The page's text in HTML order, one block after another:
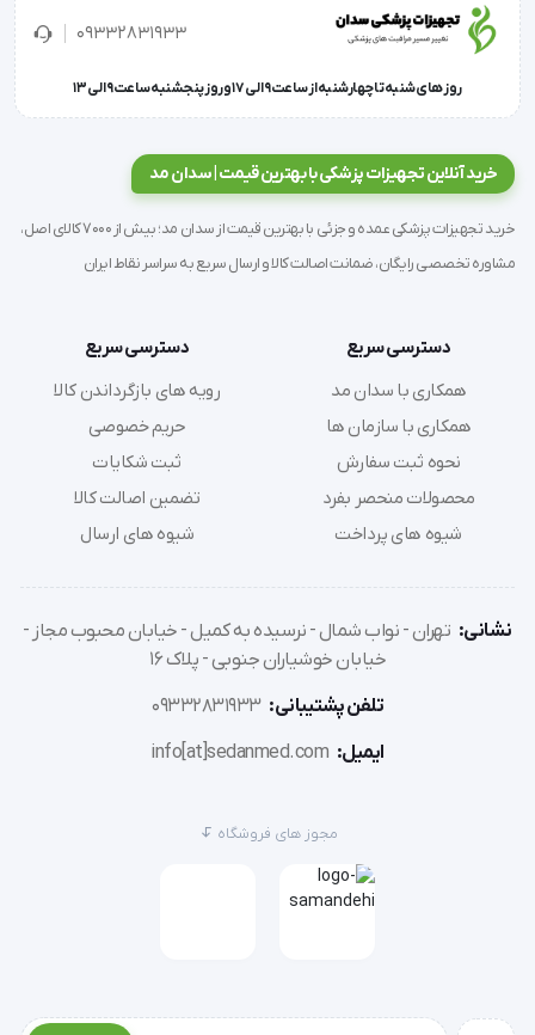
09332831933
روز های شنبه تا چهارشنبه از ساعت 9 الی 17 و روز پنجشنبه ساعت 9 الی 13
خرید آنلاین تجهیزات پزشکی با بهترین قیمت | سدان مد
خرید تجهیزات پزشکی عمده و جزئی با بهترین قیمت از سدان مد؛ بیش از 7000 کالای اصل،
مشاوره تخصصی رایگان، ضمانت اصالت کالا و ارسال سریع به سراسر نقاط ایران
دسترسی سریع
همکاری با سدان مد
همکاری با سازمان ها
نحوه ثبت سفارش
محصولات منحصر بفرد
شیوه های پرداخت
دسترسی سریع
رویه های بازگرداندن کالا
حریم خصوصی
ثبت شکایات
تضمین اصالت کالا
شیوه های ارسال
نشانی: تهران - نواب شمال - نرسیده به کمیل - خیابان محبوب مجاز -
خیابان خوشیاران جنوبی - پلاک 16
تلفن پشتیبانی: 09332831933
ایمیل: info[at]sedanmed.com
مجوز های فروشگاه